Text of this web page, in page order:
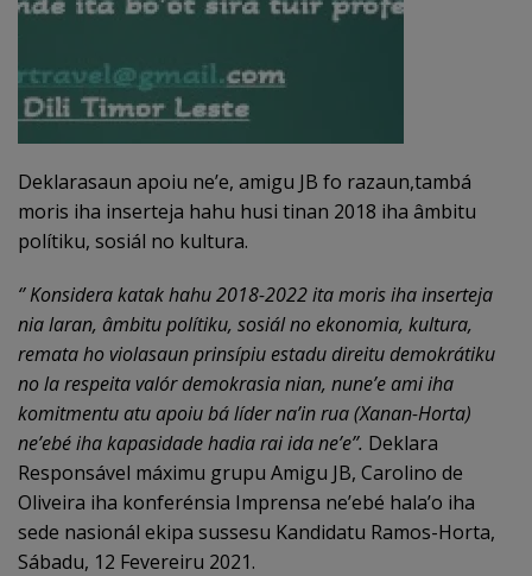
Deklarasaun apoiu ne’e, amigu JB fo razaun,tambá
moris iha inserteja hahu husi tinan 2018 iha âmbitu
polítiku, sosiál no kultura.
‘’ Konsidera katak hahu 2018-2022 ita moris iha inserteja
nia laran, âmbitu polítiku, sosiál no ekonomia, kultura,
remata ho violasaun prinsípiu estadu direitu demokrátiku
no la respeita valór demokrasia nian, nune’e ami iha
komitmentu atu apoiu bá líder na’in rua (Xanan-Horta)
ne’ebé iha kapasidade hadia rai ida ne’e’’. Deklara
Responsável máximu grupu Amigu JB, Carolino de
Oliveira iha konferénsia Imprensa ne’ebé hala’o iha
sede nasionál ekipa sussesu Kandidatu Ramos-Horta,
Sábadu, 12 Fevereiru 2021.